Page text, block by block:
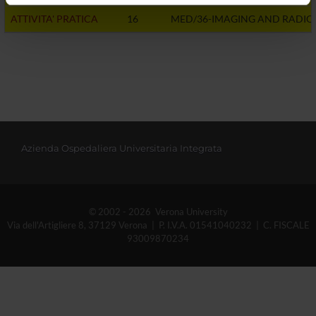
informazioni sul modo in cui utilizzi il nostro sito con i
ATTIVITA' PRATICA 16 MED/36-IMAGING AND
Azienda Ospedaliera Universitaria Integrata
© 2002 - 2026 Verona University
Via dell'Artigliere 8, 37129 Verona | P. I.V.A. 01541040232 | C. FISCALE
93009870234